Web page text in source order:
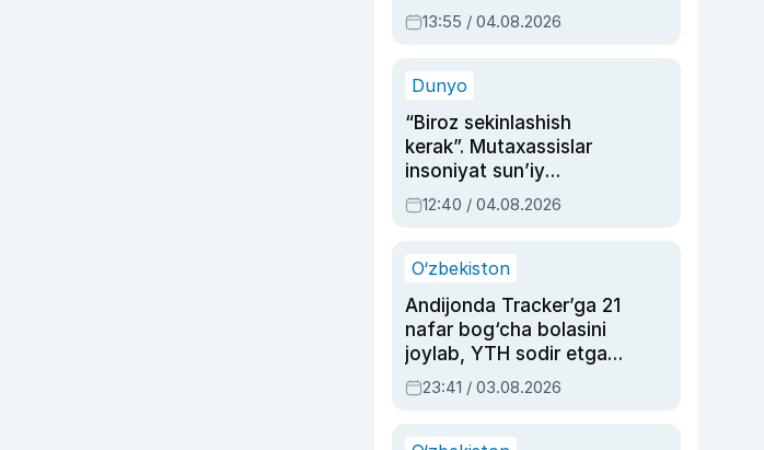
dublyaj ustasi Rimma
Ahmedovaning
13:55 / 04.08.2026
Dunyo
“Biroz sekinlashish
kerak”. Mutaxassislar
insoniyat sun’iy
intellektni boshqara
olmay qolishidan xavotir
12:40 / 04.08.2026
O‘zbekiston
Andijonda Tracker’ga 21
nafar bog‘cha bolasini
joylab, YTH sodir etgan
ayolga sud hukmi o‘qildi
23:41 / 03.08.2026